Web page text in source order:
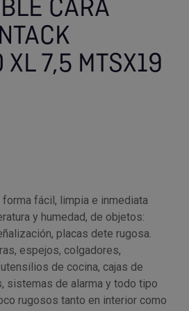
CARA
XL 7,5 MTSX19
forma fácil, limpia e inmediata
y humedad, de objetos:
placas dete rugosa.
espejos, colgadores,
de cocina, cajas de
sistemas de alarma y todo tipo
rugosos tanto en interior como
corte
y neumáticas
y
935
DIN 985